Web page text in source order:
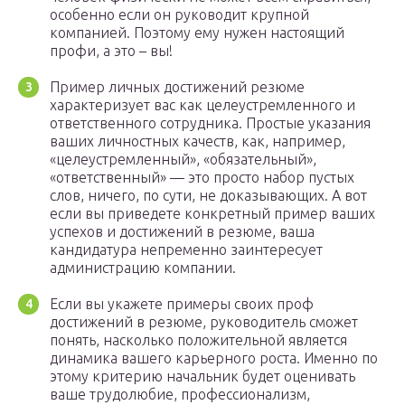
особенно если он руководит крупной
компанией. Поэтому ему нужен настоящий
профи, а это – вы!
Пример личных достижений резюме
характеризует вас как целеустремленного и
ответственного сотрудника. Простые указания
ваших личностных качеств, как, например,
«целеустремленный», «обязательный»,
«ответственный» — это просто набор пустых
слов, ничего, по сути, не доказывающих. А вот
если вы приведете конкретный пример ваших
успехов и достижений в резюме, ваша
кандидатура непременно заинтересует
администрацию компании.
Если вы укажете примеры своих проф
достижений в резюме, руководитель сможет
понять, насколько положительной является
динамика вашего карьерного роста. Именно по
этому критерию начальник будет оценивать
ваше трудолюбие, профессионализм,